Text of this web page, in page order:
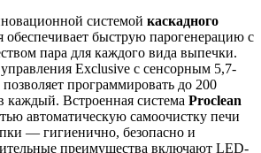
системой каскадного
обеспечивает быструю парогенерацию с
пара для каждого вида выпечки.
Exclusive с сенсорным 5,7-
программировать до 200
каждый. Встроенная система Proclean
автоматическую самоочистку печи
— гигиенично, безопасно и
преимущества включают LED-